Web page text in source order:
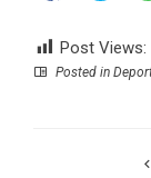
Post Views:
Posted in